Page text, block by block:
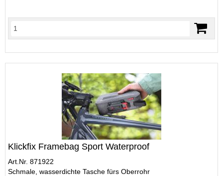
Klickfix Framebag Sport Waterproof
Art.Nr. 871922
Schmale, wasserdichte Tasche fürs Oberrohr